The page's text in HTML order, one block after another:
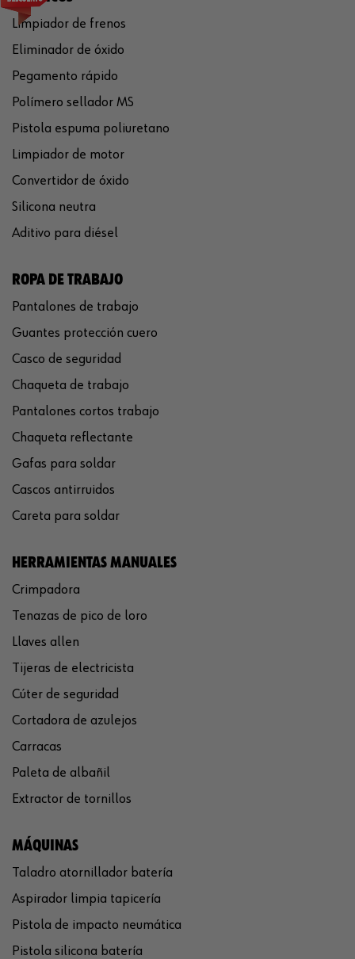
Limpiador de frenos
Eliminador de óxido
Pegamento rápido
Polímero sellador MS
Pistola espuma poliuretano
Limpiador de motor
Convertidor de óxido
Silicona neutra
Aditivo para diésel
ROPA DE TRABAJO
Pantalones de trabajo
Guantes protección cuero
Casco de seguridad
Chaqueta de trabajo
Pantalones cortos trabajo
Chaqueta reflectante
Gafas para soldar
Cascos antirruidos
Careta para soldar
HERRAMIENTAS MANUALES
Crimpadora
Tenazas de pico de loro
Llaves allen
Tijeras de electricista
Cúter de seguridad
Cortadora de azulejos
Carracas
Paleta de albañil
Extractor de tornillos
MÁQUINAS
Taladro atornillador batería
Aspirador limpia tapicería
Pistola de impacto neumática
Pistola silicona batería